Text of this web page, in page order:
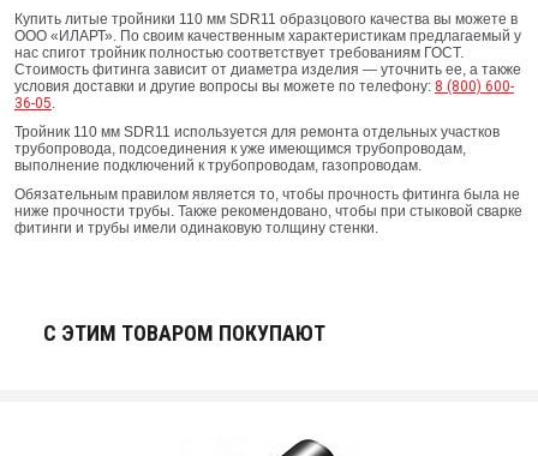
Купить литые тройники 110 мм SDR11 образцового качества вы можете в
ООО «ИЛАРТ». По своим качественным характеристикам предлагаемый у
нас спигот тройник полностью соответствует требованиям ГОСТ.
Стоимость фитинга зависит от диаметра изделия — уточнить ее, а также
условия доставки и другие вопросы вы можете по телефону: 8 (800) 600-
36-05.
Тройник 110 мм SDR11 используется для ремонта отдельных участков
трубопровода, подсоединения к уже имеющимся трубопроводам,
выполнение подключений к трубопроводам, газопроводам.
Обязательным правилом является то, чтобы прочность фитинга была не
ниже прочности трубы. Также рекомендовано, чтобы при стыковой сварке
фитинги и трубы имели одинаковую толщину стенки.
С ЭТИМ ТОВАРОМ ПОКУПАЮТ